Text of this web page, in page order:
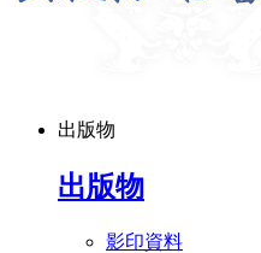
出版物
出版物
影印資料